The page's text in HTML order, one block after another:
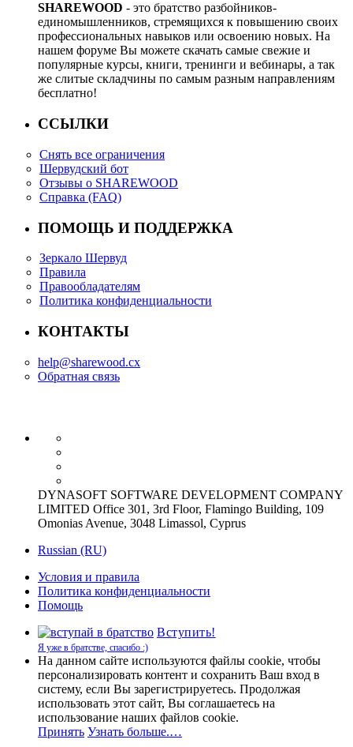
SHAREWOOD - это братство разбойников-
единомышленников, стремящихся к повышению своих
профессиональных навыков или освоению новых. На
нашем форуме Вы можете скачать самые свежие и
популярные курсы, книги, тренинги и вебинары, а так
же слитые складчины по самым разным направлениям
бесплатно!
ССЫЛКИ
Снять все ограничения
Шервудский бот
Отзывы о SHAREWOOD
Справка (FAQ)
ПОМОЩЬ И ПОДДЕРЖКА
Зеркало Шервуд
Правила
Правообладателям
Политика конфиденциальности
КОНТАКТЫ
help@sharewood.cx
Обратная связь
DYNASOFT SOFTWARE DEVELOPMENT COMPANY
LIMITED Office 301, 3rd Floor, Flamingo Building, 109
Omonias Avenue, 3048 Limassol, Cyprus
Russian (RU)
Условия и правила
Политика конфиденциальности
Помощь
Вступить!
Я уже в братстве, спасибо :)
На данном сайте используются файлы cookie, чтобы
персонализировать контент и сохранить Ваш вход в
систему, если Вы зарегистрируетесь. Продолжая
использовать этот сайт, Вы соглашаетесь на
использование наших файлов cookie.
Принять Узнать больше.…